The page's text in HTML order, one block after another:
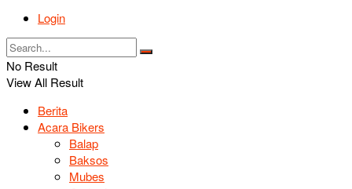
Login
No Result
View All Result
Berita
Acara Bikers
Balap
Baksos
Mubes